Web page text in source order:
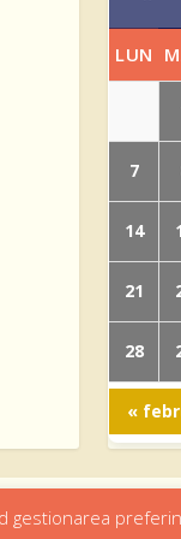
LUN
7
14
21
28
«